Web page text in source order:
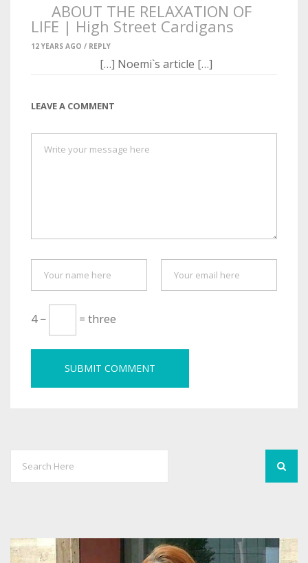
ABOUT THE RELAXATION OF
LIFE | High Street Cardigans
12 YEARS AGO / REPLY
[…] Noemi`s article […]
LEAVE A COMMENT
4 − = three